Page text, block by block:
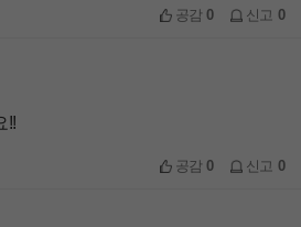
공감0 신고 0
!!
공감0 신고 0